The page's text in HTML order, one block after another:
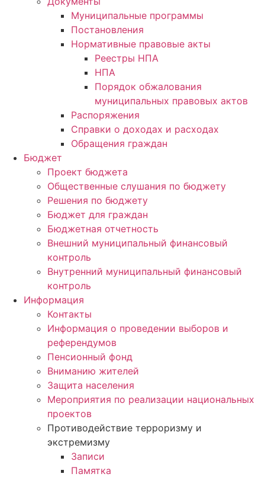
Муниципальные программы
Постановления
Нормативные правовые акты
Реестры НПА
НПА
Порядок обжалования
муниципальных правовых актов
Распоряжения
Справки о доходах и расходах
Обращения граждан
Бюджет
Проект бюджета
Общественные слушания по бюджету
Решения по бюджету
Бюджет для граждан
Бюджетная отчетность
Внешний муниципальный финансовый
контроль
Внутренний муниципальный финансовый
контроль
Информация
Контакты
Информация о проведении выборов и
референдумов
Пенсионный фонд
Вниманию жителей
Защита населения
Мероприятия по реализации национальных
проектов
Противодействие терроризму и
экстремизму
Записи
Памятка